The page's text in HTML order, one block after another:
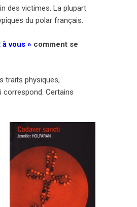
des victimes. La plupart
du polar français.
vous » comment se
traits physiques,
correspond. Certains